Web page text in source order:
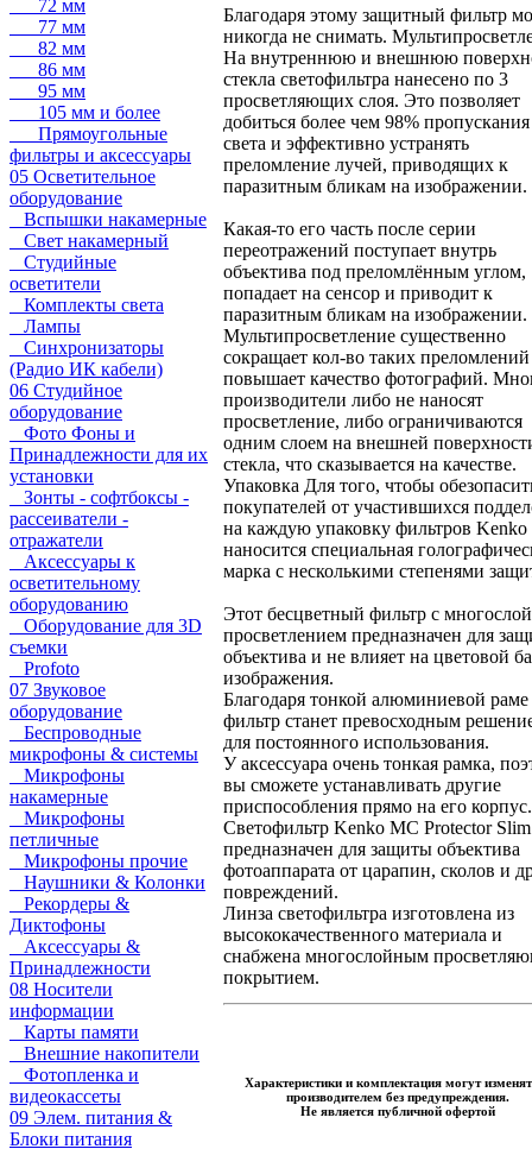
72 мм
77 мм
82 мм
86 мм
95 мм
105 мм и более
Прямоугольные
фильтры и аксессуары
05 Осветительное
оборудование
Вспышки накамерные
Свет накамерный
Студийные
осветители
Комплекты света
Лампы
Синхронизаторы
(Радио ИК кабели)
06 Студийное
оборудование
Фото Фоны и
Принадлежности для их
установки
Зонты - софтбоксы -
рассеиватели -
отражатели
Аксессуары к
осветительному
оборудованию
Оборудование для 3D
съемки
Profoto
07 Звуковое
оборудование
Беспроводные
микрофоны & системы
Микрофоны
накамерные
Микрофоны
петличные
Микрофоны прочие
Наушники & Колонки
Рекордеры &
Диктофоны
Аксессуары &
Принадлежности
08 Носители
информации
Карты памяти
Внешние накопители
Фотопленка и
видеокассеты
09 Элем. питания &
Блоки питания
Благодаря этому защитный фильтр
никогда не снимать.
На внутреннюю и внешнюю
стекла светофильтра нанесено по 3
просветляющих слоя. Это позволяет
добиться более чем 98% пропускания
света и эффективно устранять
преломление лучей, приводящих к
паразитным бликам на изображении.
Какая-то его часть после серии
переотражений поступает внутрь
объектива под преломлённым углом,
попадает на сенсор и приводит к
паразитным бликам на изображении.
Мультипросветление существенно
сокращает кол-во таких
повышает качество фотографий.
производители либо не наносят
просветление, либо ограничиваются
одним слоем на внешней
стекла, что сказывается на качестве.
Упаковка Для того, чтобы
покупателей от участившихся
на каждую упаковку фильтров Kenko
наносится специальная
марка с несколькими степенями
Этот бесцветный фильтр с
просветлением предназначен для
объектива и не влияет на цветовой
изображения.
Благодаря тонкой алюминиевой раме
фильтр станет превосходным
для постоянного использования.
У аксессуара очень тонкая рамка,
вы сможете устанавливать другие
приспособления прямо на его корпус.
Светофильтр Kenko MC Protector Slim
предназначен для защиты объектива
фотоаппарата от царапин, сколов и
повреждений.
Линза светофильтра изготовлена из
высококачественного материала и
снабжена многослойным
покрытием.
Характеристики и комплектация могут
производителем без предупреждения.
Не является публичной офертой